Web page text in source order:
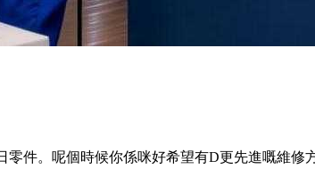
件。呢個時候你係咪好希望有D更先進嘅維修